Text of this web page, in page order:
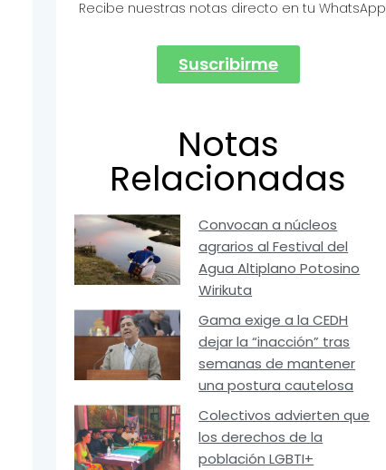
Recibe nuestras notas directo en tu WhatsApp
Suscribirme
Notas
Relacionadas
Convocan a núcleos
agrarios al Festival del
Agua Altiplano Potosino
Wirikuta
Gama exige a la CEDH
dejar la “inacción” tras
semanas de mantener
una postura cautelosa
Colectivos advierten que
los derechos de la
población LGBTI+